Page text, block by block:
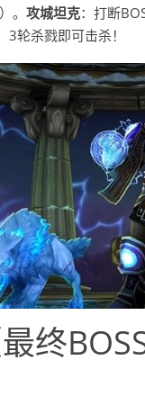
。 攻城坦克：打断
轮杀戮即可击杀！
终